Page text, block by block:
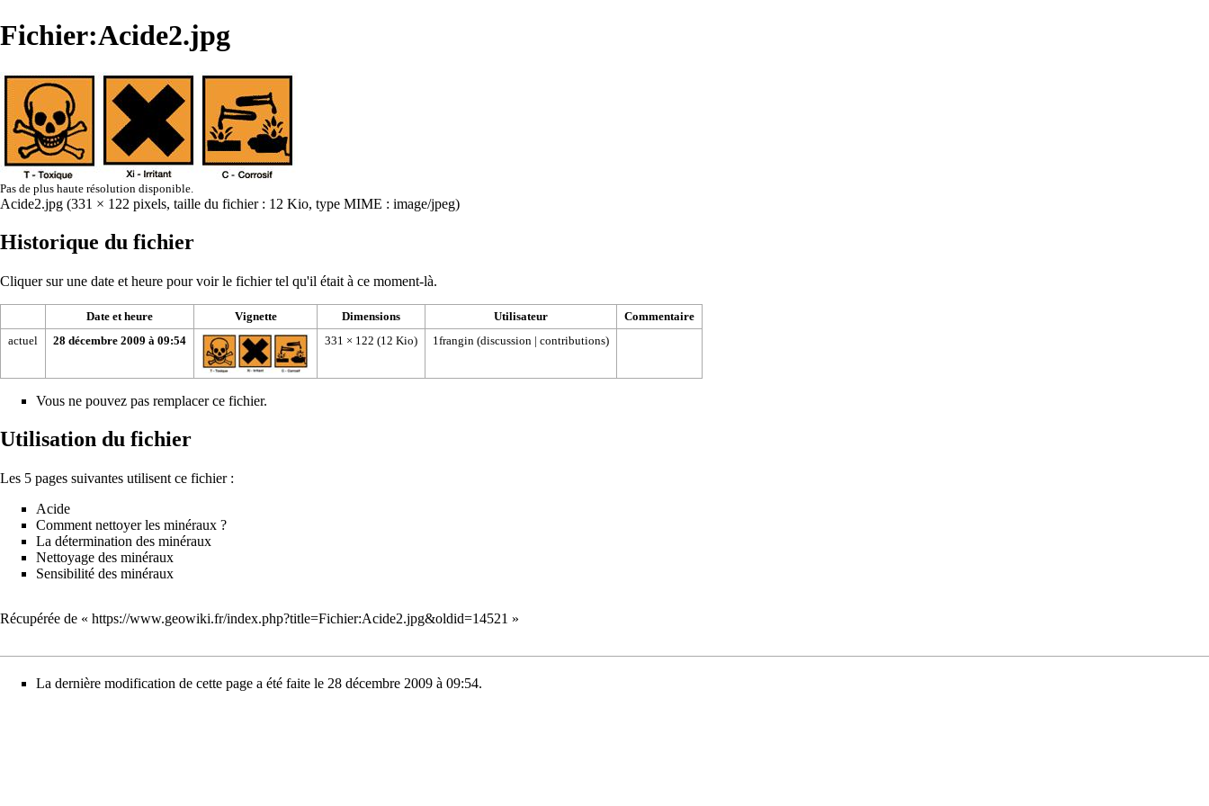
Fichier:Acide2.jpg
Pas de plus haute résolution disponible.
Acide2.jpg (331 × 122 pixels, taille du fichier : 12 Kio, type MIME : image/jpeg)
Historique du fichier
Cliquer sur une date et heure pour voir le fichier tel qu'il était à ce moment-là.
Date et heure Vignette Dimensions Utilisateur
Commentaire
actuel
28 décembre 2009 à 09:54 331 × 122 (12 Kio) 1frangin (discussion | contributions)
Vous ne pouvez pas remplacer ce fichier.
Utilisation du fichier
Les 5 pages suivantes utilisent ce fichier :
Acide
Comment nettoyer les minéraux ?
La détermination des minéraux
Nettoyage des minéraux
Sensibilité des minéraux
Récupérée de « https://www.geowiki.fr/index.php?title=Fichier:Acide2.jpg&oldid=14521 »
La dernière modification de cette page a été faite le 28 décembre 2009 à 09:54.